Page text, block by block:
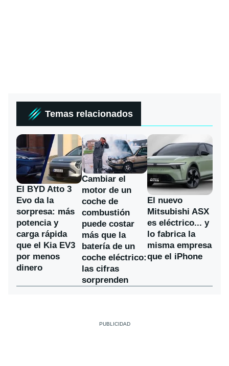
Temas relacionados
El BYD Atto 3
Evo da la
sorpresa: más
potencia y
carga rápida
que el Kia EV3
por menos
dinero
Cambiar el
motor de un
coche de
combustión
puede costar
más que la
batería de un
coche eléctrico:
las cifras
sorprenden
El nuevo
Mitsubishi ASX
es eléctrico... y
lo fabrica la
misma empresa
que el iPhone